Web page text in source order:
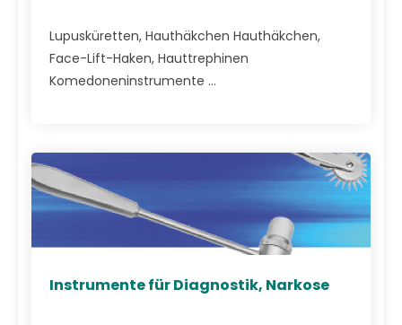
Lupusküretten, Hauthäkchen Hauthäkchen,
Face-Lift-Haken, Hauttrephinen
Komedoneninstrumente ...
Instrumente für Diagnostik, Narkose